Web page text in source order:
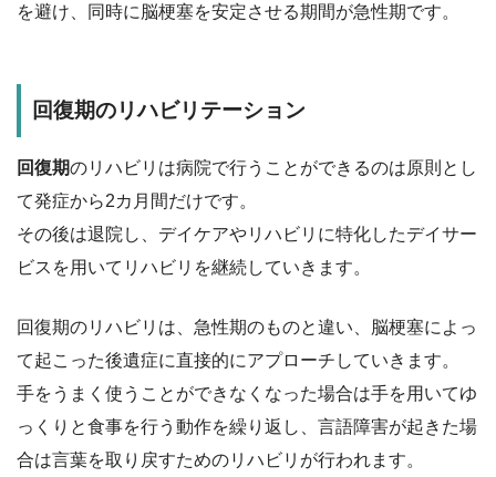
を避け、同時に脳梗塞を安定させる期間が急性期です。
回復期のリハビリテーション
回復期のリハビリは病院で行うことができるのは原則とし
て発症から2カ月間だけです。
その後は退院し、デイケアやリハビリに特化したデイサー
ビスを用いてリハビリを継続していきます。
回復期のリハビリは、急性期のものと違い、脳梗塞によっ
て起こった後遺症に直接的にアプローチしていきます。
手をうまく使うことができなくなった場合は手を用いてゆ
っくりと食事を行う動作を繰り返し、言語障害が起きた場
合は言葉を取り戻すためのリハビリが行われます。